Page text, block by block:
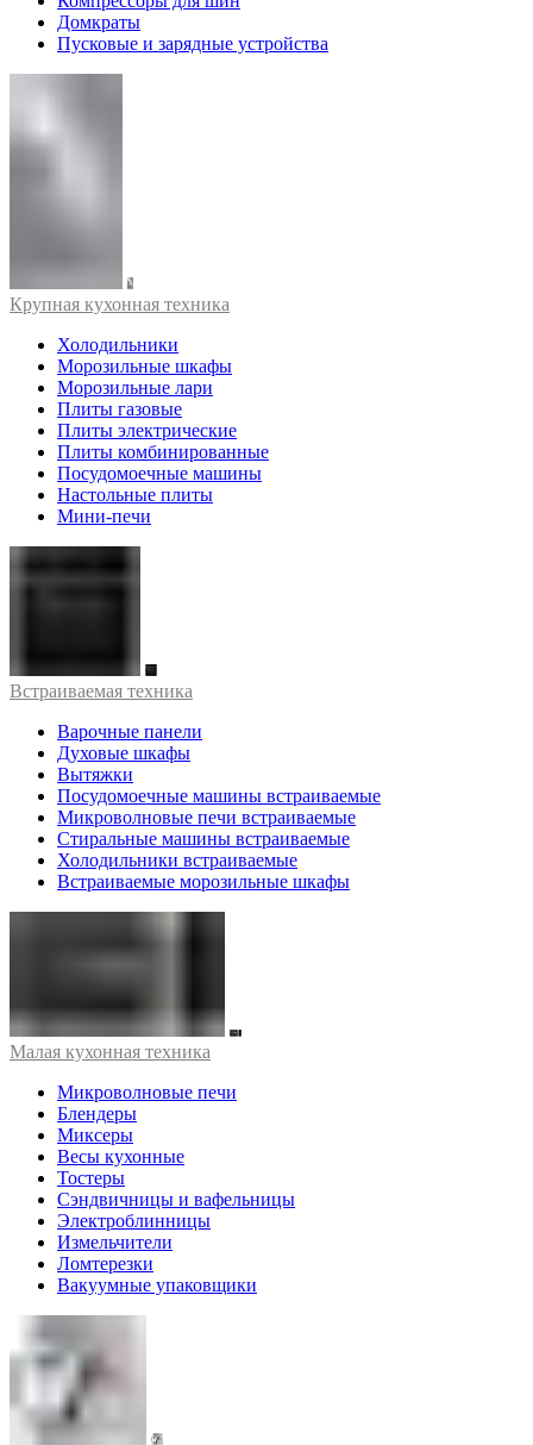
Домкраты
Пусковые и зарядные устройства
Крупная кухонная техника
Холодильники
Морозильные шкафы
Морозильные лари
Плиты газовые
Плиты электрические
Плиты комбинированные
Посудомоечные машины
Настольные плиты
Мини-печи
Встраиваемая техника
Варочные панели
Духовые шкафы
Вытяжки
Посудомоечные машины встраиваемые
Микроволновые печи встраиваемые
Стиральные машины встраиваемые
Холодильники встраиваемые
Встраиваемые морозильные шкафы
Малая кухонная техника
Микроволновые печи
Блендеры
Миксеры
Весы кухонные
Тостеры
Сэндвичницы и вафельницы
Электроблинницы
Измельчители
Ломтерезки
Вакуумные упаковщики